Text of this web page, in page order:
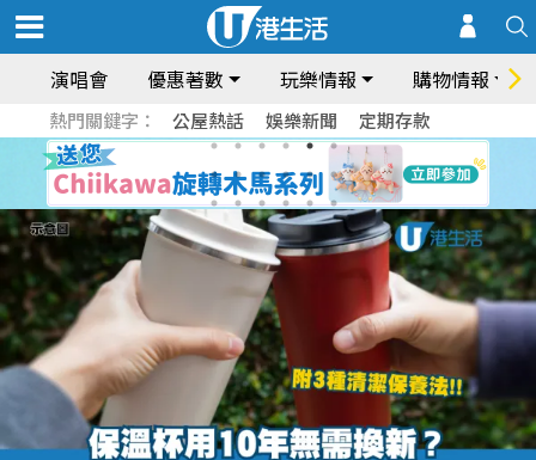
演唱會 優惠著數 玩樂情報 購物情報
熱門關鍵字： 公屋熱話 娛樂新聞 定期存款